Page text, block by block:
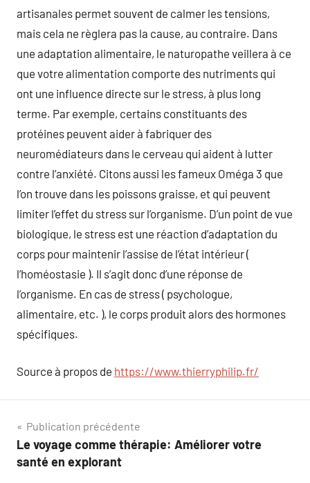
artisanales permet souvent de calmer les tensions,
mais cela ne règlera pas la cause, au contraire. Dans
une adaptation alimentaire, le naturopathe veillera à ce
que votre alimentation comporte des nutriments qui
ont une influence directe sur le stress, à plus long
terme. Par exemple, certains constituants des
protéines peuvent aider à fabriquer des
neuromédiateurs dans le cerveau qui aident à lutter
contre l’anxiété. Citons aussi les fameux Oméga 3 que
l’on trouve dans les poissons graisse, et qui peuvent
limiter l’effet du stress sur l’organisme. D’un point de vue
biologique, le stress est une réaction d’adaptation du
corps pour maintenir l’assise de l’état intérieur (
l’homéostasie ). Il s’agit donc d’une réponse de
l’organisme. En cas de stress ( psychologue,
alimentaire, etc. ), le corps produit alors des hormones
spécifiques.
Source à propos de https://www.thierryphilip.fr/
Navigation
de
Publication précédente
Le voyage comme thérapie: Améliorer votre
santé en explorant